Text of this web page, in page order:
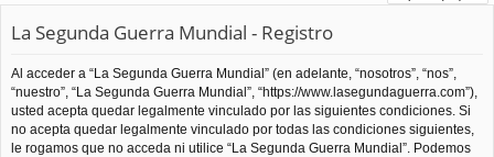
La Segunda Guerra Mundial - Registro
Al acceder a “La Segunda Guerra Mundial” (en adelante, “nosotros”, “nos”,
“nuestro”, “La Segunda Guerra Mundial”, “https://www.lasegundaguerra.com”),
usted acepta quedar legalmente vinculado por las siguientes condiciones. Si
no acepta quedar legalmente vinculado por todas las condiciones siguientes,
le rogamos que no acceda ni utilice “La Segunda Guerra Mundial”. Podemos